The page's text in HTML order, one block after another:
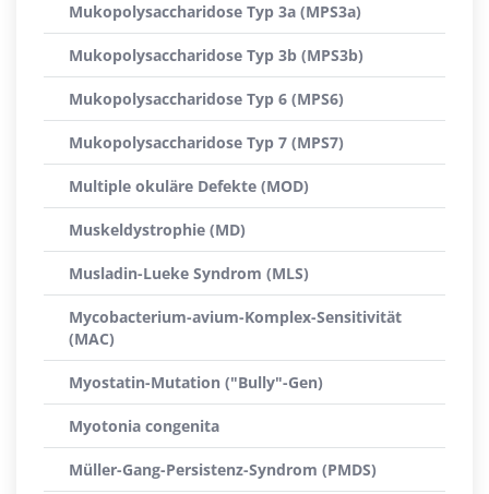
Mukopolysaccharidose Typ 3a (MPS3a)
Mukopolysaccharidose Typ 3b (MPS3b)
Mukopolysaccharidose Typ 6 (MPS6)
Mukopolysaccharidose Typ 7 (MPS7)
Multiple okuläre Defekte (MOD)
Muskeldystrophie (MD)
Musladin-Lueke Syndrom (MLS)
Mycobacterium-avium-Komplex-Sensitivität
(MAC)
Myostatin-Mutation ("Bully"-Gen)
Myotonia congenita
Müller-Gang-Persistenz-Syndrom (PMDS)